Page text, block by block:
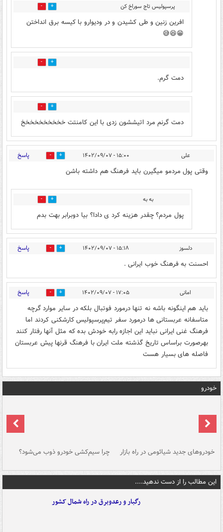
پرسپولیس تاج سوراخ کن 0
افرین زنین و طی کشیدن و در ودیوارو با کیسه برق انداختن
😁😆😅
1
دمت گرم.
0
دمت گرنم مرد اتیششون زدی با این کامنتت خخخخخخخخخخ
علی ۱۵:۰۰ - ۱۴۰۲/۰۹/۰۷ 2 پاسخ
وقتی پول مردمو میگیرن باید فرهنگ هم داشته باشن
به به 0
پول مردم؟ چقدر هزینه کرد ی دادا؟ بیا دوبرابر بهت بدم
دلسوز ۱۵:۱۸ - ۱۴۰۲/۰۹/۰۷ 2 پاسخ
احسنت به فرهنگ خوب ایرانی .
امانی ۱۷:۰۵ - ۱۴۰۲/۰۹/۰۷ 0 پاسخ
باید هم اینگونه باشه نه تنها درمورد فوتبال بلکه در سایر موارد گرچه
متاسفانه عربستانی ها درمورد سفر تیم‌پرسپولیس کارشکنی کردند اما
فرهنگ غنی ایرانی نباید این اجازه رابه خودش بده که مثل آنها رفتار کنند
بهرصورت براساس تاریخ گذشته ملت ایران با فرهنگ قرنها پیش عربستان
فاصله های بسیار هست
خودرو
خودروهای جدید شیائومی در راه بازار چرا سیم‌کشی خودرو ذوب می‌شود؟
این مطالب را از دست ندهید....
رگبار و رعدوبرق در راه شمال کشور